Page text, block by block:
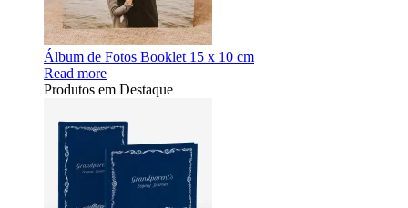
Álbum de Fotos Booklet 15 x 10 cm
Read more
Produtos em Destaque